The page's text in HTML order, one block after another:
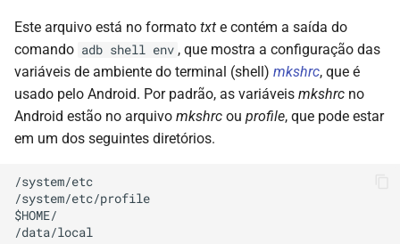
Este arquivo está no formato txt e contém a saída do
comando adb shell env , que mostra a configuração das
variáveis de ambiente do terminal (shell) mkshrc, que é
usado pelo Android. Por padrão, as variáveis mkshrc no
Android estão no arquivo mkshrc ou profile, que pode estar
em um dos seguintes diretórios.
/system/etc
/system/etc/profile
$HOME/